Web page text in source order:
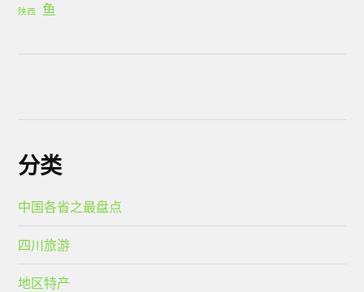
陕西 鱼
分类
中国各省之最盘点
四川旅游
地区特产